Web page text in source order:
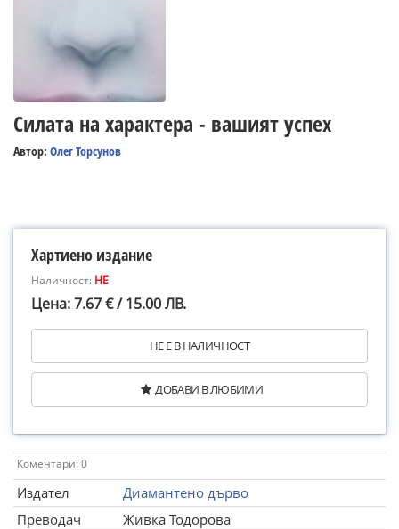
Силата на характера - вашият успех
Автор: Олег Торсунов
Хартиено издание
Наличност: НЕ
Цена: 7.67 € / 15.00 ЛВ.
НЕ Е В НАЛИЧНОСТ
ДОБАВИ В ЛЮБИМИ
Коментари: 0
Издател
Диамантено дърво
Преводач
Живка Тодорова